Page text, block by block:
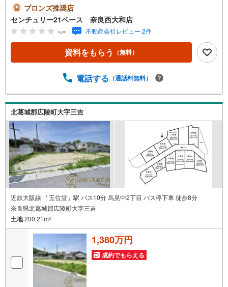
時間でもご見学可！・今から見たい！というお声にもご対
応できます！◇住宅ローンもお任せください！◇・提携銀
行多数あり（地方銀行・都市銀行・信用金庫etc）・優遇後
適用金利 0.875％～（審査内容により異なります）--- ◇◇
Yahoo！不動産キャンペーン対象店舗 ◇◇ ----当店で物件を
成約いただくとPayPayボーナスライトがもらえる【Yaho
「資料をもらう」「見学予約をする」からエントリーくだ
わせください。-----------------------------
ブロンズ推奨店
センチュリー21ベース 奈良西大和店
-.-- 不動産会社レビュー 2件
資料をもらう （無料）
電話する （通話料無料）
北葛城郡広陵町大字三吉
近鉄大阪線 「五位堂」駅 バス10分 馬見中2丁目 バス停下車 徒歩8分
奈良県北葛城郡広陵町大字三吉
土地200.21m2
1,380万円
成約でもらえる